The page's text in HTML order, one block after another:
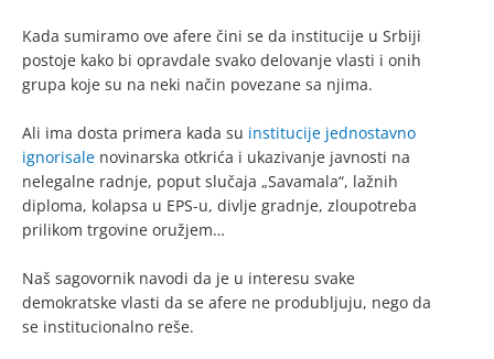
Kada sumiramo ove afere čini se da institucije u Srbiji
postoje kako bi opravdale svako delovanje vlasti i onih
grupa koje su na neki način povezane sa njima.
Ali ima dosta primera kada su institucije jednostavno
ignorisale novinarska otkrića i ukazivanje javnosti na
nelegalne radnje, poput slučaja „Savamala“, lažnih
diploma, kolapsa u EPS-u, divlje gradnje, zloupotreba
prilikom trgovine oružjem…
Naš sagovornik navodi da je u interesu svake
demokratske vlasti da se afere ne produbljuju, nego da
se institucionalno reše.